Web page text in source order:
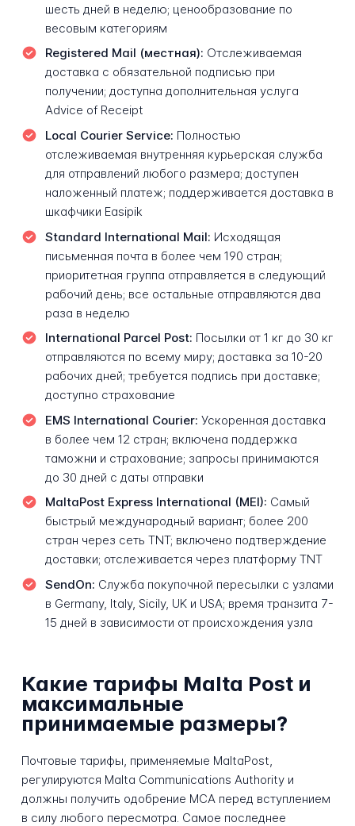
шесть дней в неделю; ценообразование по
весовым категориям
Registered Mail (местная): Отслеживаемая
доставка с обязательной подписью при
получении; доступна дополнительная услуга
Advice of Receipt
Local Courier Service: Полностью
отслеживаемая внутренняя курьерская служба
для отправлений любого размера; доступен
наложенный платеж; поддерживается доставка в
шкафчики Easipik
Standard International Mail: Исходящая
письменная почта в более чем 190 стран;
приоритетная группа отправляется в следующий
рабочий день; все остальные отправляются два
раза в неделю
International Parcel Post: Посылки от 1 кг до 30 кг
отправляются по всему миру; доставка за 10-20
рабочих дней; требуется подпись при доставке;
доступно страхование
EMS International Courier: Ускоренная доставка
в более чем 12 стран; включена поддержка
таможни и страхование; запросы принимаются
до 30 дней с даты отправки
MaltaPost Express International (MEI): Самый
быстрый международный вариант; более 200
стран через сеть TNT; включено подтверждение
доставки; отслеживается через платформу TNT
SendOn: Служба покупочной пересылки с узлами
в Germany, Italy, Sicily, UK и USA; время транзита 7-
15 дней в зависимости от происхождения узла
Какие тарифы Malta Post и
максимальные
принимаемые размеры?
Почтовые тарифы, применяемые MaltaPost,
регулируются Malta Communications Authority и
должны получить одобрение MCA перед вступлением
в силу любого пересмотра. Самое последнее